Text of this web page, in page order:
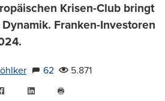
Krisen-Club bringt
Franken-Investoren
62
5.871
FacebookLinkedIn